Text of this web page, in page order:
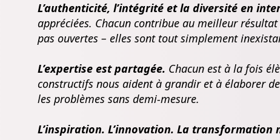
L’authenticité, l’intégrité et la diversité en
appréciées. Chacun contribue au meilleur
pas ouvertes – elles sont tout simplement
L’expertise est partagée. Chacun est à la fois
constructifs nous aident à grandir et à élaborer
les problèmes sans demi-mesure.
L’inspiration. L’innovation. La transformation